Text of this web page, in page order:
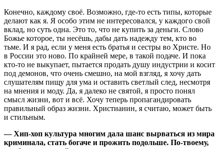
Конечно, каждому своё. Возможно, где-то есть типы, которые
делают как я. Я особо этим не интересовался, у каждого свой
вклад, но суть одна. Это то, что не купить за деньги. Слово
Божье которое, ты несёшь, дабы дать надежду тем, кто во
тьме. И я рад, если у меня есть братья и сестры во Христе. Но
в России это ново. По крайней мере, в такой подаче. И пока
кто-то не выкупает, пытается продать душу индустрии и косит
под демонов, что очень смешно, на мой взгляд, я хочу дать
слушателям пищу для ума и оставить светлый след, несмотря
на мнения и моду. Да, я далеко не святой, я просто понял
смысл жизни, вот и всё. Хочу теперь пропагандировать
правильный образ жизни. Христианин, я считаю, может быть
и стильным.
— Хип-хоп культура многим дала шанс вырваться из мира
криминала, стать богаче и прожить подольше. По-твоему,